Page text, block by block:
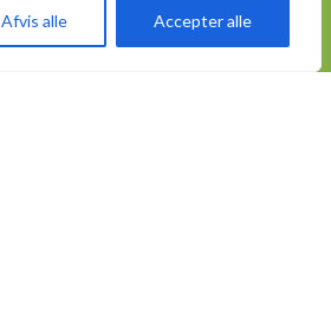
Afvis alle Accepter alle